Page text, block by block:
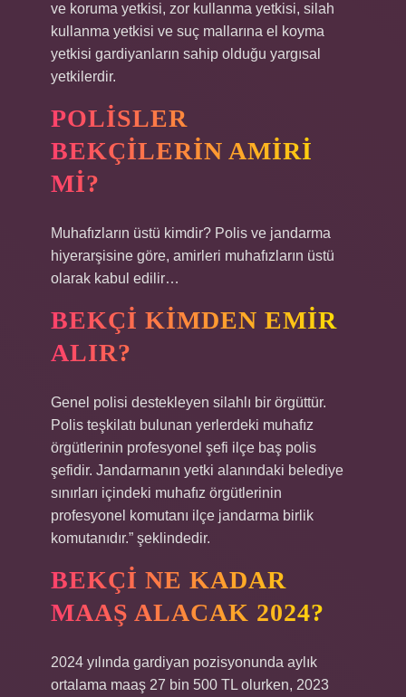
ve koruma yetkisi, zor kullanma yetkisi, silah
kullanma yetkisi ve suç mallarına el koyma
yetkisi gardiyanların sahip olduğu yargısal
yetkilerdir.
POLISLER
BEKÇILERIN AMIRI
MI?
Muhafızların üstü kimdir? Polis ve jandarma
hiyerarşisine göre, amirleri muhafızların üstü
olarak kabul edilir…
BEKÇI KIMDEN EMIR
ALIR?
Genel polisi destekleyen silahlı bir örgüttür.
Polis teşkilatı bulunan yerlerdeki muhafız
örgütlerinin profesyonel şefi ilçe baş polis
şefidir. Jandarmanın yetki alanındaki belediye
sınırları içindeki muhafız örgütlerinin
profesyonel komutanı ilçe jandarma birlik
komutanıdır.” şeklindedir.
BEKÇI NE KADAR
MAAŞ ALACAK 2024?
2024 yılında gardiyan pozisyonunda aylık
ortalama maaş 27 bin 500 TL olurken, 2023